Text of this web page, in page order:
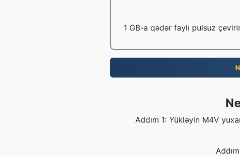
1 GB-a qədər faylı pulsuz
Addım 1: Yükləyin M4V